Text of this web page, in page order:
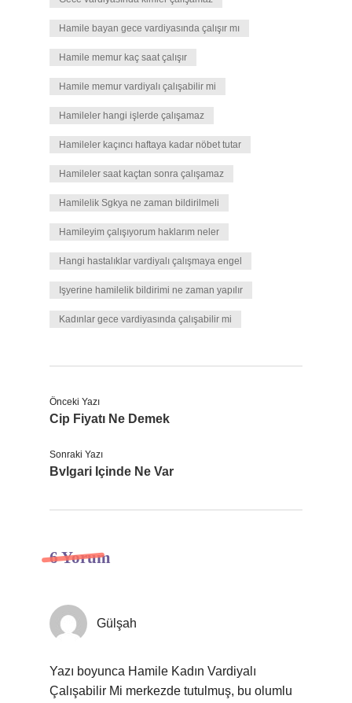
Hamile bayan gece vardiyasında çalışır mı
Hamile memur kaç saat çalışır
Hamile memur vardiyalı çalışabilir mi
Hamileler hangi işlerde çalışamaz
Hamileler kaçıncı haftaya kadar nöbet tutar
Hamileler saat kaçtan sonra çalışamaz
Hamilelik Sgkya ne zaman bildirilmeli
Hamileyim çalışıyorum haklarım neler
Hangi hastalıklar vardiyalı çalışmaya engel
Işyerine hamilelik bildirimi ne zaman yapılır
Kadınlar gece vardiyasında çalışabilir mi
Önceki Yazı
Cip Fiyatı Ne Demek
Sonraki Yazı
Bvlgari Içinde Ne Var
6 Yorum
Gülşah
Yazı boyunca Hamile Kadın Vardiyalı
Çalışabilir Mi merkezde tutulmuş, bu olumlu